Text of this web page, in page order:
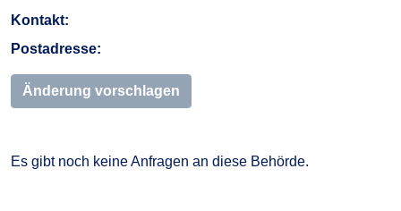
Kontakt:
Postadresse:
Änderung vorschlagen
Es gibt noch keine Anfragen an diese Behörde.